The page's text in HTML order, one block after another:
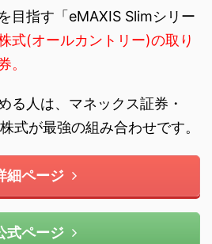
目指す「eMAXIS Slimシリー
式(オールカントリー)の取り
。
る人は、マネックス証券・
式が最強の組み合わせです。
細ページ
式ページ